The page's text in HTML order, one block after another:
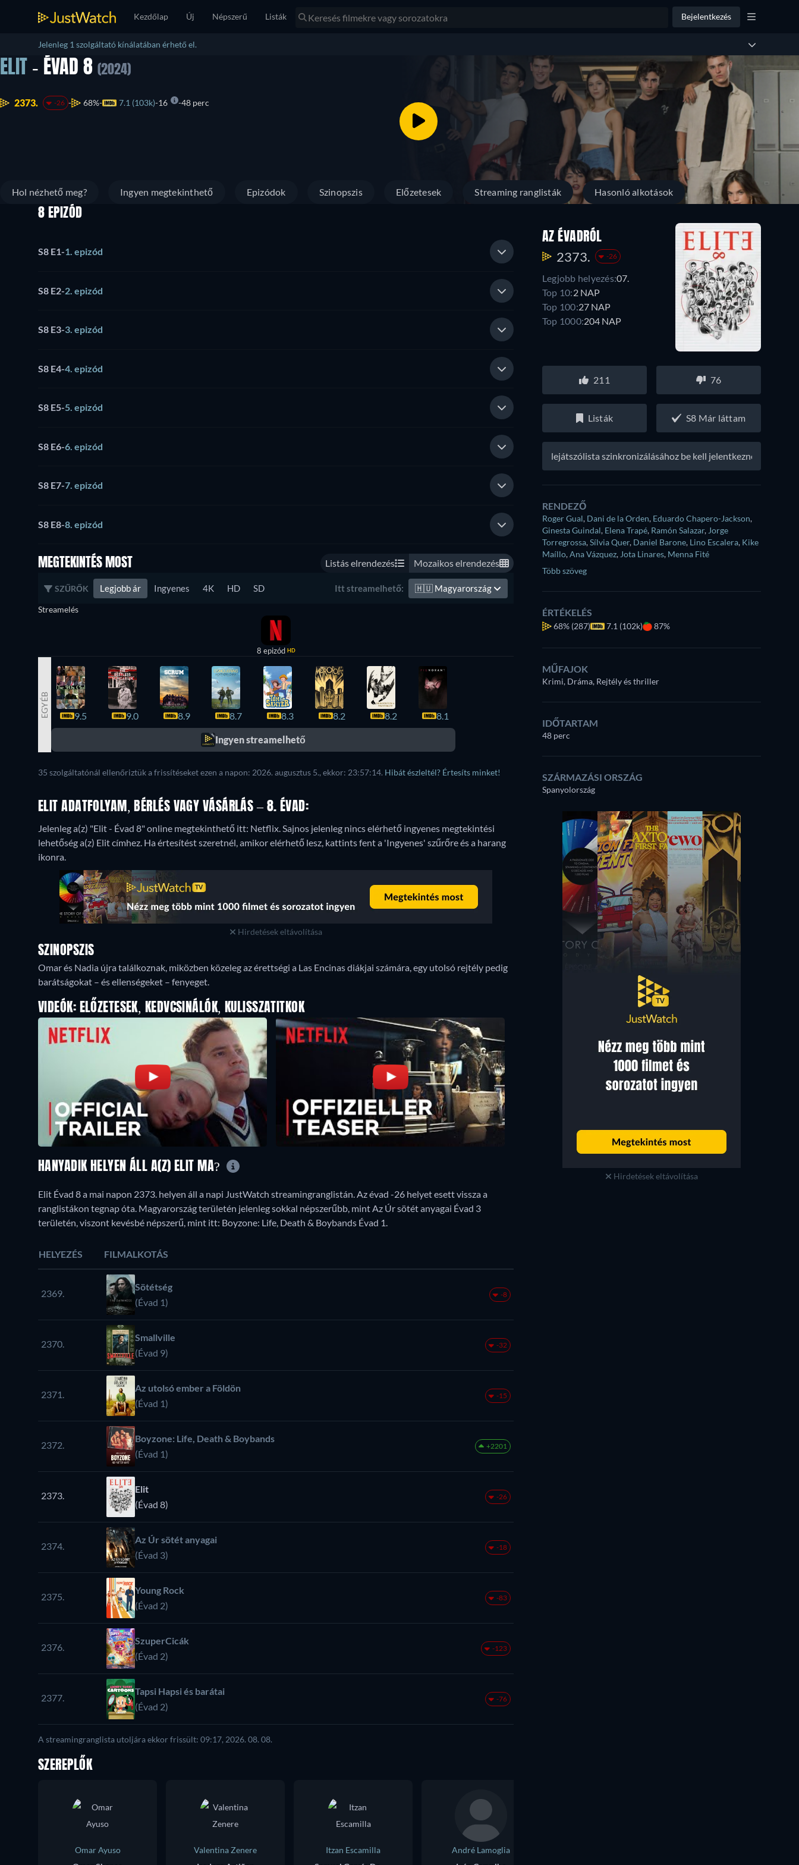
Kezdőlap Új Népszerű Listák Bejelentkezés
Jelenleg 1 szolgáltató kínálatában érhető el.
ELIT - ÉVAD 8 (2024)
2373. -26 68% 7.1 (103k) 16 48 perc
Hol nézhető meg? Ingyen megtekinthető Epizódok Szinopszis Előzetesek Streaming ranglisták Hasonló alkotások
8 EPIZÓD
S8 E1-1. epizód
S8 E2-2. epizód
S8 E3-3. epizód
S8 E4-4. epizód
S8 E5-5. epizód
S8 E6-6. epizód
S8 E7-7. epizód
S8 E8-8. epizód
MEGTEKINTÉS MOST Listás elrendezés Mozaikos elrendezés
SZŰRŐK Legjobb ár Ingyenes 4K HD SD Itt streamelhető: 🇭🇺 Magyarország
Streamelés
8 epizód HD
EGYÉB 9.5 9.0 8.9 8.7 8.3 8.2 8.2 8.1
Ingyen streamelhető
35 szolgáltatónál ellenőriztük a frissítéseket ezen a napon: 2026. augusztus 5., ekkor: 23:57:14. Hibát észleltél? Értesíts minket!
ELIT ADATFOLYAM, BÉRLÉS VAGY VÁSÁRLÁS – 8. ÉVAD:
Jelenleg a(z) "Elit - Évad 8" online megtekinthető itt: Netflix.Sajnos jelenleg nincs elérhető ingyenes megtekintési
lehetőség a(z) Elit címhez. Ha értesítést szeretnél, amikor elérhető lesz, kattints fent a 'Ingyenes' szűrőre és a harang
ikonra.
Hirdetések eltávolítása
SZINOPSZIS
Omar és Nadia újra találkoznak, miközben közeleg az érettségi a Las Encinas diákjai számára, egy utolsó rejtély pedig
barátságokat – és ellenségeket – fenyeget.
VIDEÓK: ELŐZETESEK, KEDVCSINÁLÓK, KULISSZATITKOK
AZ ÉVADRÓL
2373. -26
Legjobb helyezés:07.
Top 10:2 NAP
Top 100:27 NAP
Top 1000:204 NAP
211 76
Listák S8 Már láttam
A lejátszólista szinkronizálásához be kell jelentkezned
RENDEZŐ
Roger Gual, Dani de la Orden, Eduardo Chapero-Jackson,
Ginesta Guindal, Elena Trapé, Ramón Salazar, Jorge
Torregrossa,Sílvia Quer, Daniel Barone, Lino Escalera, Kike
Maíllo,Ana Vázquez, Jota Linares, Menna Fité
Több szöveg
ÉRTÉKELÉS
68% (287) 7.1 (102k) 87%
MŰFAJOK
Krimi, Dráma, Rejtély és thriller
IDŐTARTAM
48 perc
SZÁRMAZÁSI ORSZÁG
Spanyolország
Hirdetések eltávolítása
HANYADIK HELYEN ÁLL A(Z) ELIT MA?
Elit Évad 8 a mai napon 2373. helyen áll a napi JustWatch streamingranglistán. Az évad -26 helyet esett vissza a
ranglistákon tegnap óta. Magyarország területén jelenleg sokkal népszerűbb, mint Az Úr sötét anyagai Évad 3
területén, viszont kevésbé népszerű, mint itt: Boyzone: Life, Death & Boybands Évad 1.
HELYEZÉS FILMALKOTÁS
2369.
Sötétség
(Évad 1)
-8
2370.
Smallville
(Évad 9)
-32
2371.
Az utolsó ember a Földön
(Évad 1)
-15
2372.
Boyzone: Life, Death & Boybands
(Évad 1)
+2201
2373.
Elit
(Évad 8)
-26
2374.
Az Úr sötét anyagai
(Évad 3)
-18
2375.
Young Rock
(Évad 2)
-83
2376.
SzuperCicák
(Évad 2)
-123
2377.
Tapsi Hapsi és barátai
(Évad 2)
-76
A streamingranglista utoljára ekkor frissült: 09:17, 2026. 08. 08.
SZEREPLŐK
Omar Ayuso
Valentina Zenere
Itzan Escamilla
André Lamoglia